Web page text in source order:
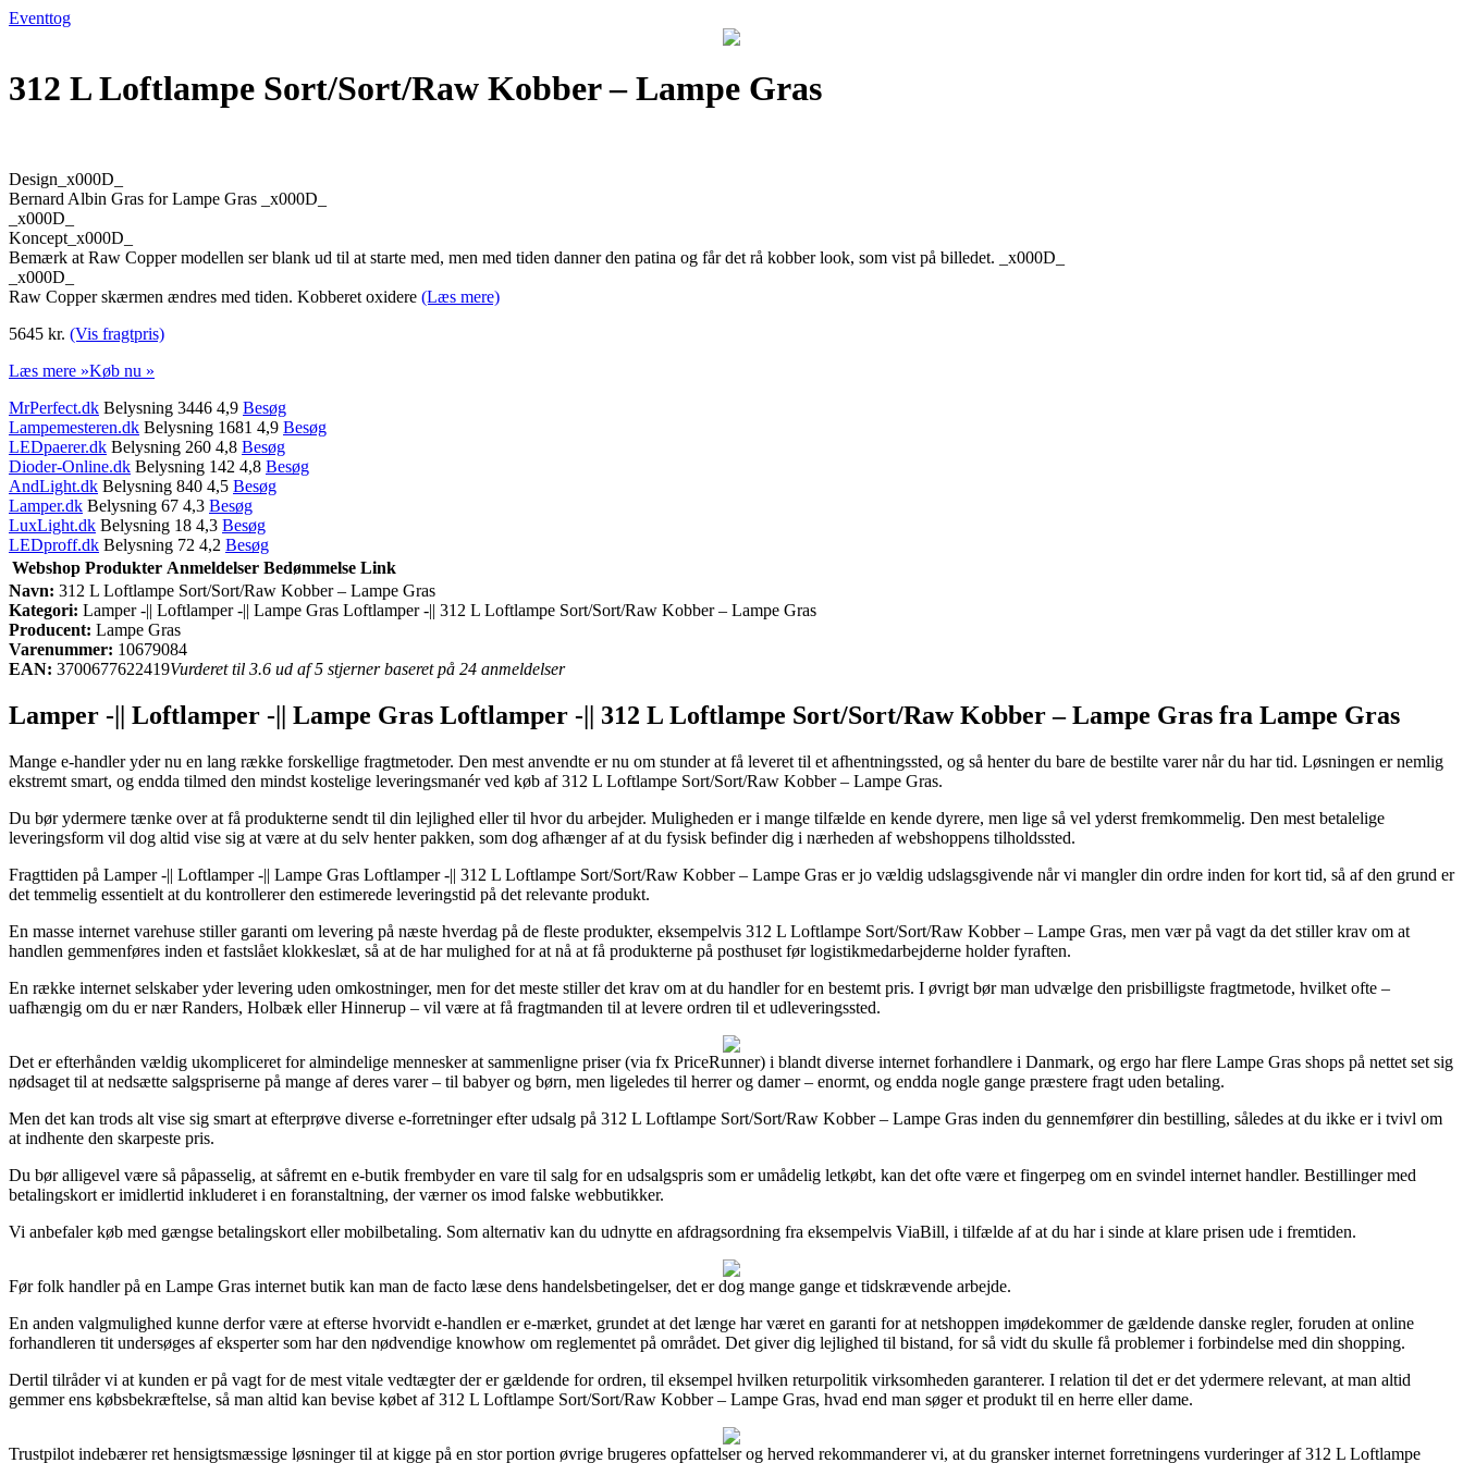
Eventtog
312 L Loftlampe Sort/Sort/Raw Kobber – Lampe Gras
Design_x000D_
Bernard Albin Gras for Lampe Gras _x000D_
_x000D_
Koncept_x000D_
Bemærk at Raw Copper modellen ser blank ud til at starte med, men med tiden danner den patina og får det rå kobber look, som vist på billedet. _x000D_
_x000D_
Raw Copper skærmen ændres med tiden. Kobberet oxidere (Læs mere)
5645 kr. (Vis fragtpris)
Læs mere »Køb nu »
MrPerfect.dk Belysning 3446 4,9 Besøg
Lampemesteren.dk Belysning 1681 4,9 Besøg
LEDpaerer.dk Belysning 260 4,8 Besøg
Dioder-Online.dk Belysning 142 4,8 Besøg
AndLight.dk Belysning 840 4,5 Besøg
Lamper.dk Belysning 67 4,3 Besøg
LuxLight.dk Belysning 18 4,3 Besøg
LEDproff.dk Belysning 72 4,2 Besøg
Webshop Produkter Anmeldelser Bedømmelse Link
Navn: 312 L Loftlampe Sort/Sort/Raw Kobber – Lampe Gras
Kategori: Lamper -|| Loftlamper -|| Lampe Gras Loftlamper -|| 312 L Loftlampe Sort/Sort/Raw Kobber – Lampe Gras
Producent: Lampe Gras
Varenummer: 10679084
EAN: 3700677622419Vurderet til 3.6 ud af 5 stjerner baseret på 24 anmeldelser
Lamper -|| Loftlamper -|| Lampe Gras Loftlamper -|| 312 L Loftlampe Sort/Sort/Raw Kobber – Lampe Gras fra Lampe Gras
Mange e-handler yder nu en lang række forskellige fragtmetoder. Den mest anvendte er nu om stunder at få leveret til et afhentningssted, og så henter du bare de bestilte varer når du har tid. Løsningen er nemlig
ekstremt smart, og endda tilmed den mindst kostelige leveringsmanér ved køb af 312 L Loftlampe Sort/Sort/Raw Kobber – Lampe Gras.
Du bør ydermere tænke over at få produkterne sendt til din lejlighed eller til hvor du arbejder. Muligheden er i mange tilfælde en kende dyrere, men lige så vel yderst fremkommelig. Den mest betalelige
leveringsform vil dog altid vise sig at være at du selv henter pakken, som dog afhænger af at du fysisk befinder dig i nærheden af webshoppens tilholdssted.
Fragttiden på Lamper -|| Loftlamper -|| Lampe Gras Loftlamper -|| 312 L Loftlampe Sort/Sort/Raw Kobber – Lampe Gras er jo vældig udslagsgivende når vi mangler din ordre inden for kort tid, så af den grund er
det temmelig essentielt at du kontrollerer den estimerede leveringstid på det relevante produkt.
En masse internet varehuse stiller garanti om levering på næste hverdag på de fleste produkter, eksempelvis 312 L Loftlampe Sort/Sort/Raw Kobber – Lampe Gras, men vær på vagt da det stiller krav om at
handlen gemmenføres inden et fastslået klokkeslæt, så at de har mulighed for at nå at få produkterne på posthuset før logistikmedarbejderne holder fyraften.
En række internet selskaber yder levering uden omkostninger, men for det meste stiller det krav om at du handler for en bestemt pris. I øvrigt bør man udvælge den prisbilligste fragtmetode, hvilket ofte –
uafhængig om du er nær Randers, Holbæk eller Hinnerup – vil være at få fragtmanden til at levere ordren til et udleveringssted.
Det er efterhånden vældig ukompliceret for almindelige mennesker at sammenligne priser (via fx PriceRunner) i blandt diverse internet forhandlere i Danmark, og ergo har flere Lampe Gras shops på nettet set sig
nødsaget til at nedsætte salgspriserne på mange af deres varer – til babyer og børn, men ligeledes til herrer og damer – enormt, og endda nogle gange præstere fragt uden betaling.
Men det kan trods alt vise sig smart at efterprøve diverse e-forretninger efter udsalg på 312 L Loftlampe Sort/Sort/Raw Kobber – Lampe Gras inden du gennemfører din bestilling, således at du ikke er i tvivl om
at indhente den skarpeste pris.
Du bør alligevel være så påpasselig, at såfremt en e-butik frembyder en vare til salg for en udsalgspris som er umådelig letkøbt, kan det ofte være et fingerpeg om en svindel internet handler. Bestillinger med
betalingskort er imidlertid inkluderet i en foranstaltning, der værner os imod falske webbutikker.
Vi anbefaler køb med gængse betalingskort eller mobilbetaling. Som alternativ kan du udnytte en afdragsordning fra eksempelvis ViaBill, i tilfælde af at du har i sinde at klare prisen ude i fremtiden.
Før folk handler på en Lampe Gras internet butik kan man de facto læse dens handelsbetingelser, det er dog mange gange et tidskrævende arbejde.
En anden valgmulighed kunne derfor være at efterse hvorvidt e-handlen er e-mærket, grundet at det længe har været en garanti for at netshoppen imødekommer de gældende danske regler, foruden at online
forhandleren tit undersøges af eksperter som har den nødvendige knowhow om reglementet på området. Det giver dig lejlighed til bistand, for så vidt du skulle få problemer i forbindelse med din shopping.
Dertil tilråder vi at kunden er på vagt for de mest vitale vedtægter der er gældende for ordren, til eksempel hvilken returpolitik virksomheden garanterer. I relation til det er det ydermere relevant, at man altid
gemmer ens købsbekræftelse, så man altid kan bevise købet af 312 L Loftlampe Sort/Sort/Raw Kobber – Lampe Gras, hvad end man søger et produkt til en herre eller dame.
Trustpilot indebærer ret hensigtsmæssige løsninger til at kigge på en stor portion øvrige brugeres opfattelser og herved rekommanderer vi, at du gransker internet forretningens vurderinger af 312 L Loftlampe